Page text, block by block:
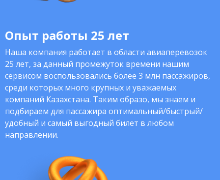
Опыт работы 25 лет
Наша компания работает в области авиаперевозок
25 лет, за данный промежуток времени нашим
сервисом воспользовались более 3 млн пассажиров,
среди которых много крупных и уважаемых
компаний Казахстана. Таким образо, мы знаем и
подбираем для пассажира оптимальный/быстрый/
удобный и самый выгодный билет в любом
направлении.